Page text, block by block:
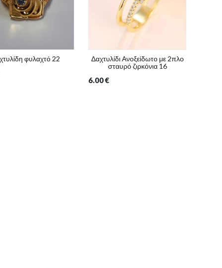
φυλαχτό 22
Δαχτυλίδι Ανοξείδωτο με 2πλο
σταυρό ζιρκόνια 16
6.00€